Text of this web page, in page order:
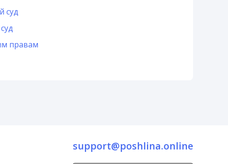
суд
правам
support@poshlina.online